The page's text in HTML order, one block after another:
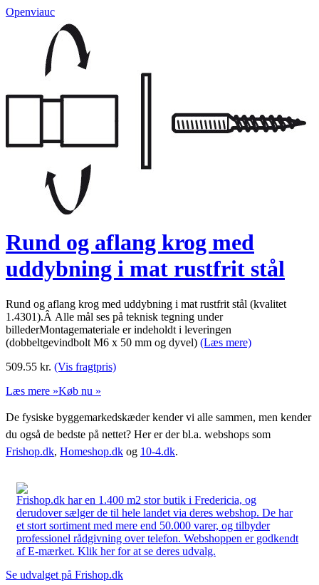
Openviauc
Rund og aflang krog med
uddybning i mat rustfrit stål
Rund og aflang krog med uddybning i mat rustfrit stål (kvalitet
1.4301).Â Alle mål ses på teknisk tegning under
billederMontagemateriale er indeholdt i leveringen
(dobbeltgevindbolt M6 x 50 mm og dyvel) (Læs mere)
509.55 kr. (Vis fragtpris)
Læs mere »Køb nu »
De fysiske byggemarkedskæder kender vi alle sammen, men kender
du også de bedste på nettet? Her er der bl.a. webshops som
Frishop.dk, Homeshop.dk og 10-4.dk.
Frishop.dk har en 1.400 m2 stor butik i Fredericia, og
derudover sælger de til hele landet via deres webshop. De har
et stort sortiment med mere end 50.000 varer, og tilbyder
professionel rådgivning over telefon. Webshoppen er godkendt
af E-mærket. Klik her for at se deres udvalg.
Se udvalget på Frishop.dk